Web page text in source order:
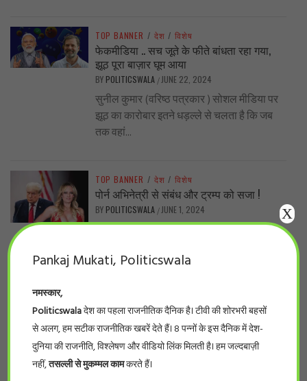
TOP BANNER / देश / विशेष
फेकमीडिया .. सच जूते के फीते बांधता रहा गया,
झूठ पूरा बाज़ार घूम आया
BY POLITICSWALA / JUNE 22, 2024
सुनील कुमार (वरिष्ठ पत्रकार ) सोशल मीडिया पर
झूठ का कारोबार इतने धड़ल्ले से चलता है कि जब
तक वहां...
TOP BANNER / देश / विशेष
पोर्न अभिनेत्री से संबंध और ट्रम्प को सजा !
BY POLITICSWALA / JUNE 1, 2024
अमरीका में यह भी माना जा रहा है कि ट्रंप समर्पित
नर्सिंग घोटाला… प्रदेश के 66 फर्जी नर्सिंग कॉलेजों
की सूची देखिये
#politicswala Report भोपाल। लम्बे इंतज़ार के
Pankaj Mukati, Politicswala
नमस्कार,
Politicswalaदेश का पहला राजनीतिक दैनिक है। टीवी की शोरभरी बहसों
से अलग, हम सटीक राजनीतिक खबरें देते हैं। 8 पन्नों के इस दैनिक में देश-
दुनिया की राजनीति, विश्लेषण और वीडियो लिंक मिलती है। हम जल्दबाज़ी
नहीं,तसल्ली से मुकम्मल कामकरते हैं।
X